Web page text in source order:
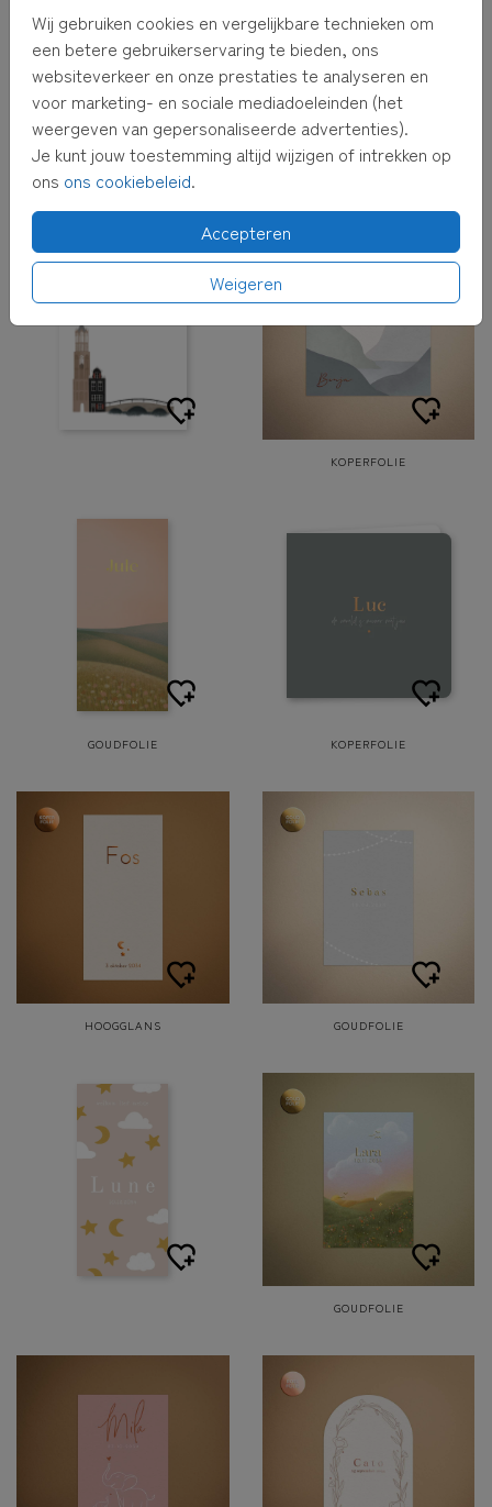
Wij gebruiken cookies en vergelijkbare technieken om
een betere gebruikerservaring te bieden, ons
websiteverkeer en onze prestaties te analyseren en
voor marketing- en sociale mediadoeleinden (het
weergeven van gepersonaliseerde advertenties).
Je kunt jouw toestemming altijd wijzigen of intrekken op
ons ons cookiebeleid.
Accepteren
Weigeren
GOUDFOLIE
KOPERFOLIE
GOUDFOLIE KOPERFOLIE
HOOGGLANS GOUDFOLIE
GOUDFOLIE